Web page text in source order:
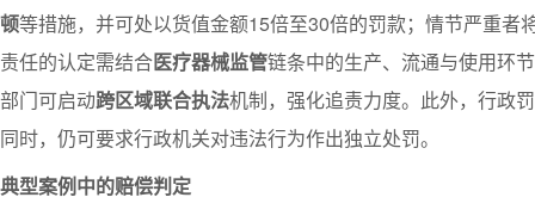
顿等措施，并可处以货值金额15倍至30倍的罚款；情节严重
责任的认定需结合医疗器械监管链条中的生产、流通与使用环
部门可启动跨区域联合执法机制，强化追责力度。此外，行政
同时，仍可要求行政机关对违法行为作出独立处罚。
典型案例中的赔偿判定